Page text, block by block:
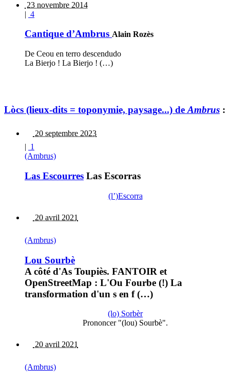
23 novembre 2014
| 4
Cantique d’Ambrus Alain Rozès
De Ceou en terro descendudo
La Bierjo ! La Bierjo ! (…)
Lòcs (lieux-dits = toponymie, paysage...) de Ambrus :
20 septembre 2023
| 1
(Ambrus)
Las Escourres Las Escorras
(l’)Escorra
20 avril 2021
(Ambrus)
Lou Sourbè
A côté d'As Toupiès. FANTOIR et
OpenStreetMap : L'Ou Fourbe (!) La
transformation d'un s en f (…)
(lo) Sorbèr
Prononcer "(lou) Sourbè".
20 avril 2021
(Ambrus)